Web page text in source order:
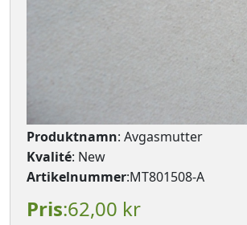
Produktnamn: Avgasmutter
Kvalité: New
Artikelnummer:MT801508-A
Pris:62,00 kr